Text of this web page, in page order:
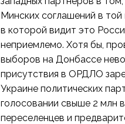
Минских соглашений в
в которой видит это
неприемлемо. Хотя бы,
выборов на Донбассе
присутствия в ОРДЛО
Украине политических
голосовании свыше 2 млн
переселенцев и